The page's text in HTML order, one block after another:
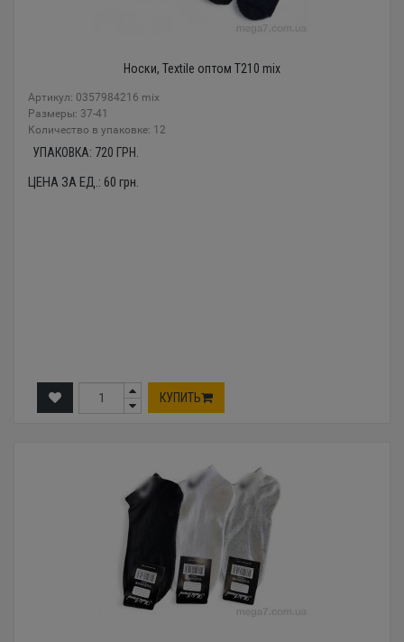
Носки, Textile оптом T210 mix
Артикул: 0357984216 mix
Размеры: 37-41
Количество в упаковке: 12
УПАКОВКА: 720 ГРН.
ЦЕНА ЗА ЕД.: 60 грн.
КУПИТЬ